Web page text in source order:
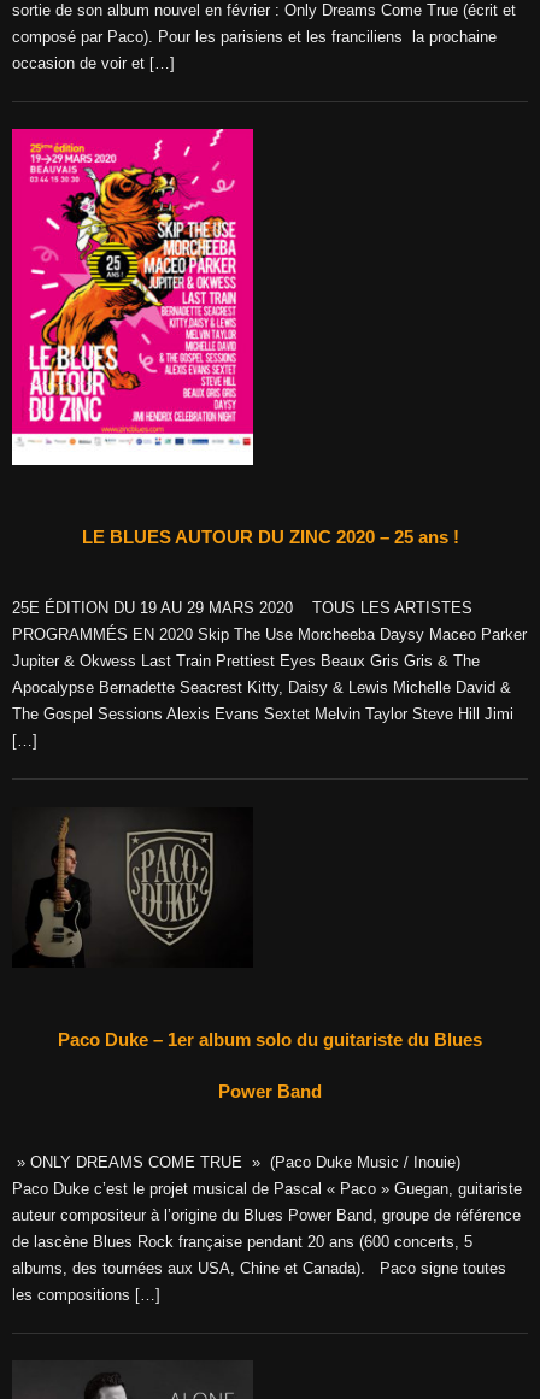
sortie de son album nouvel en février : Only Dreams Come True (écrit et
composé par Paco). Pour les parisiens et les franciliens la prochaine
occasion de voir et […]
LE BLUES AUTOUR DU ZINC 2020 – 25 ans !
25E ÉDITION DU 19 AU 29 MARS 2020 TOUS LES ARTISTES
PROGRAMMÉS EN 2020 Skip The Use Morcheeba Daysy Maceo Parker
Jupiter & Okwess Last Train Prettiest Eyes Beaux Gris Gris & The
Apocalypse Bernadette Seacrest Kitty, Daisy & Lewis Michelle David &
The Gospel Sessions Alexis Evans Sextet Melvin Taylor Steve Hill Jimi
[…]
Paco Duke – 1er album solo du guitariste du Blues
Power Band
» ONLY DREAMS COME TRUE » (Paco Duke Music / Inouie)
Paco Duke c’est le projet musical de Pascal « Paco » Guegan, guitariste
auteur compositeur à l’origine du Blues Power Band, groupe de référence
de lascène Blues Rock française pendant 20 ans (600 concerts, 5
albums, des tournées aux USA, Chine et Canada). Paco signe toutes
les compositions […]